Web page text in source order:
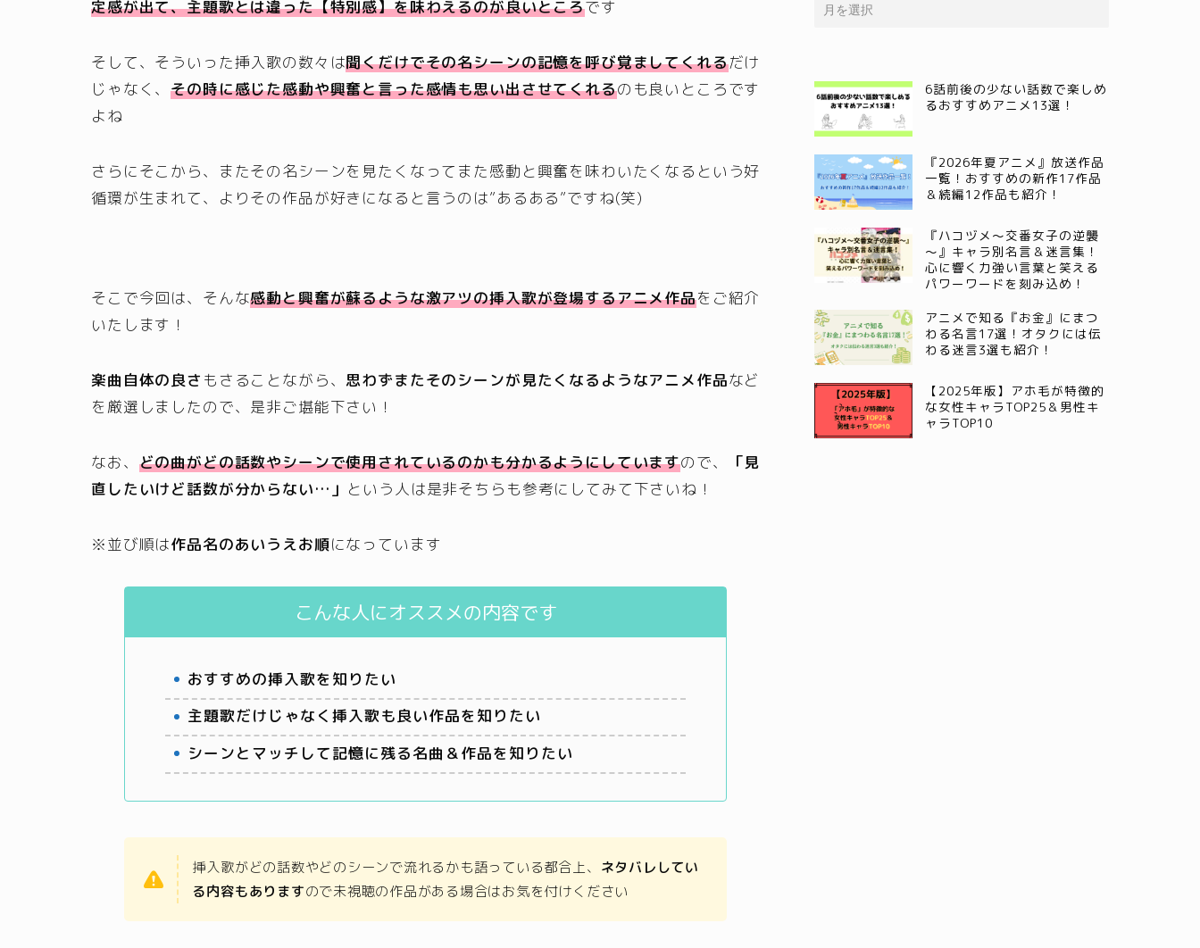
定感が出て、主題歌とは違った【特別感】を味わえるのが良いところです
そして、そういった挿入歌の数々は聞くだけでその名シーンの記憶を呼び覚ましてくれるだけ
じゃなく、その時に感じた感動や興奮と言った感情も思い出させてくれるのも良いところです
よね
さらにそこから、またその名シーンを見たくなってまた感動と興奮を味わいたくなるという好
循環が生まれて、よりその作品が好きになると言うのは”あるある”ですね(笑)
そこで今回は、そんな感動と興奮が蘇るような激アツの挿入歌が登場するアニメ作品をご紹介
いたします！
楽曲自体の良さ もさることながら、 思わずまたそのシーンが見たくなるようなアニメ作品など
を厳選しましたので、是非ご堪能下さい！
なお、 どの曲がどの話数やシーンで使用されているのかも分かるようにしていますので、
「見
直したいけど話数が分からない…」 という人は是非そちらも参考にしてみて下さいね！
※並び順は作品名のあいうえお順になっています
こんな人にオススメの内容です
おすすめの挿入歌を知りたい
主題歌だけじゃなく挿入歌も良い作品を知りたい
シーンとマッチして記憶に残る名曲＆作品を知りたい
挿入歌がどの話数やどのシーンで流れるかも語っている都合上、 ネタバレしてい
る内容もありますので未視聴の作品がある場合はお気を付けください
6話前後の少ない話数で楽しめ
るおすすめアニメ13選！
『2026年夏アニメ』放送作品
一覧！おすすめの新作17作品
＆続編12作品も紹介！
『ハコヅメ～交番女子の逆襲
～』キャラ別名言＆迷言集！
心に響く力強い言葉と笑える
パワーワードを刻み込め！
アニメで知る『お金』にまつ
わる名言17選！オタクには伝
わる迷言3選も紹介！
【2025年版】アホ毛が特徴的
な女性キャラTOP25＆男性キ
ャラTOP10